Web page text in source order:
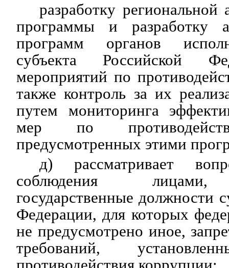
разработку региональной
программы и разработку
программ органов
субъекта Российской
мероприятий по
также контроль за их
путем мониторинга
мер по
предусмотренных этими
д) рассматривает
соблюдения
государственные должности
Федерации, для которых
не предусмотрено иное,
требований,